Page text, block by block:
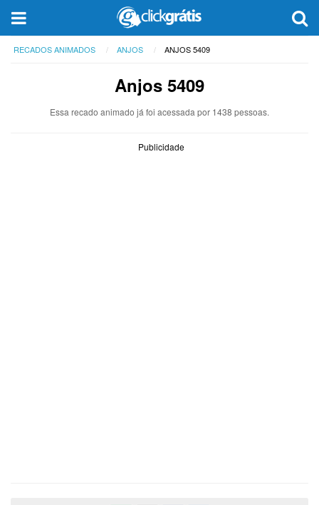
RECADOS ANIMADOS ANJOS ANJOS 5409
Anjos 5409
Essa recado animado já foi acessada por 1438 pessoas.
Publicidade